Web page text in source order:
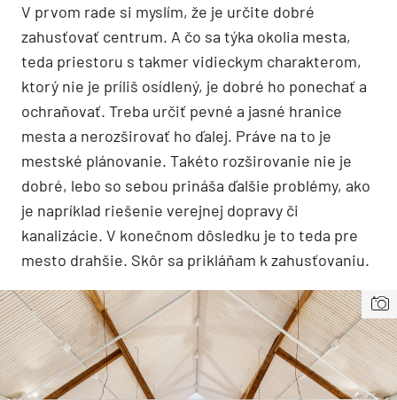
V prvom rade si myslím, že je určite dobré
zahusťovať centrum. A čo sa týka okolia mesta,
teda priestoru s takmer vidieckym charakterom,
ktorý nie je príliš osídlený, je dobré ho ponechať a
ochraňovať. Treba určiť pevné a jasné hranice
mesta a nerozširovať ho ďalej. Práve na to je
mestské plánovanie. Takéto rozširovanie nie je
dobré, lebo so sebou prináša ďalšie problémy, ako
je napríklad riešenie verejnej dopravy či
kanalizácie. V konečnom dôsledku je to teda pre
mesto drahšie. Skôr sa prikláňam k zahusťovaniu.